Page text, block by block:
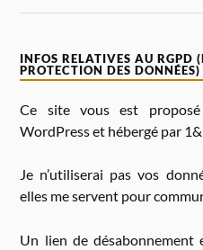
INFOS RELATIVES AU RGPD
PROTECTION DES DONNÉES)
Ce site vous est
WordPress et hébergé par
Je n’utiliserai pas vos
elles me servent pour
Un lien de